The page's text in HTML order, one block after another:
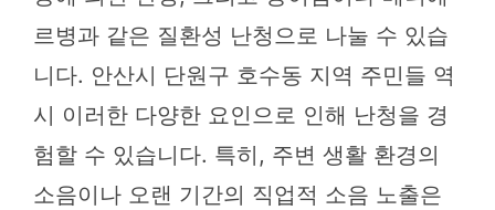
르병과 같은 질환성 난청으로 나눌 수 있습
니다. 안산시 단원구 호수동 지역 주민들 역
시 이러한 다양한 요인으로 인해 난청을 경
험할 수 있습니다. 특히, 주변 생활 환경의
소음이나 오랜 기간의 직업적 소음 노출은